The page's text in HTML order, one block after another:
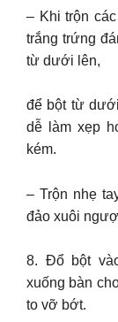
– Khi trộn
trắng trứng
từ dưới lên,
để bột từ
dễ làm xẹp
kém.
– Trộn nhẹ
đảo xuôi
8. Đổ bột
xuống bàn
to vỡ bớt.